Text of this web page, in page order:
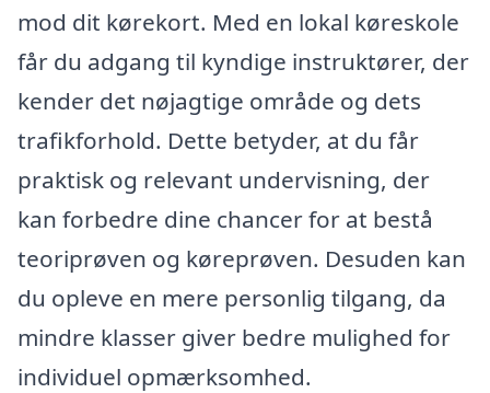
mod dit kørekort. Med en lokal køreskole
får du adgang til kyndige instruktører, der
kender det nøjagtige område og dets
trafikforhold. Dette betyder, at du får
praktisk og relevant undervisning, der
kan forbedre dine chancer for at bestå
teoriprøven og køreprøven. Desuden kan
du opleve en mere personlig tilgang, da
mindre klasser giver bedre mulighed for
individuel opmærksomhed.